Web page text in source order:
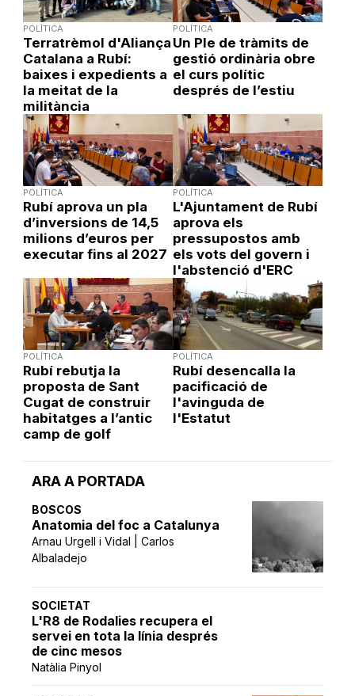
ARA A PORTADA
BOSCOS
Anatomia del foc a Catalunya
Arnau Urgell i Vidal | Carlos
Albaladejo
SOCIETAT
L'R8 de Rodalies recupera el
servei en tota la línia després
de cinc mesos
Natàlia Pinyol
POLÍTICA
Terratrèmol d'Aliança
Catalana a Rubí:
baixes i expedients a
la meitat de la
militància
POLÍTICA
Un Ple de tràmits de
gestió ordinària obre
el curs polític
després de l’estiu
POLÍTICA
Rubí aprova un pla
d’inversions de 14,5
milions d’euros per
executar fins al 2027
POLÍTICA
L'Ajuntament de Rubí
aprova els
pressupostos amb
els vots del govern i
l'abstenció d'ERC
POLÍTICA
Rubí rebutja la
proposta de Sant
Cugat de construir
habitatges a l’antic
camp de golf
POLÍTICA
Rubí desencalla la
pacificació de
l'avinguda de
l'Estatut